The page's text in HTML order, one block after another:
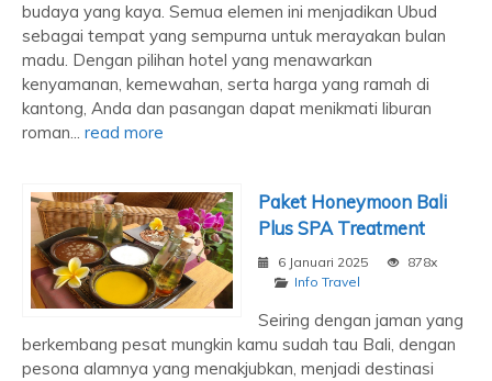
budaya yang kaya. Semua elemen ini menjadikan Ubud
sebagai tempat yang sempurna untuk merayakan bulan
madu. Dengan pilihan hotel yang menawarkan
kenyamanan, kemewahan, serta harga yang ramah di
kantong, Anda dan pasangan dapat menikmati liburan
roman... read more
Paket Honeymoon Bali
Plus SPA Treatment
6 Januari 2025
878x
Info Travel
Seiring dengan jaman yang
berkembang pesat mungkin kamu sudah tau Bali, dengan
pesona alamnya yang menakjubkan, menjadi destinasi